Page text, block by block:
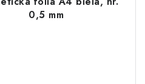
0,5 mm